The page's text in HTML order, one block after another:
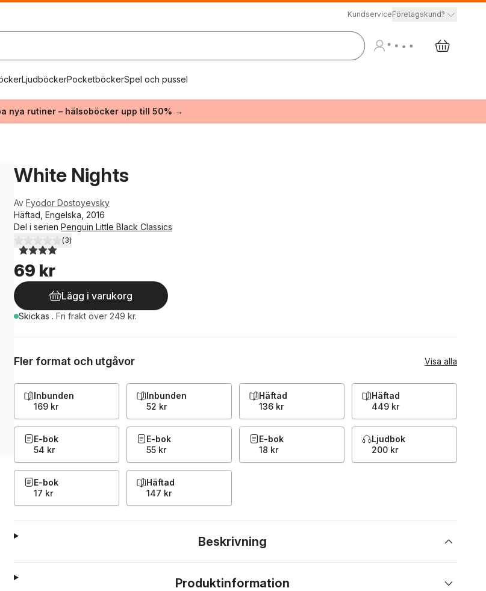
KundserviceFöretagskund?
LjudböckerPocketböckerSpel och pussel
nya rutiner – hälsoböcker upp till 50% →
White Nights
Av Fyodor Dostoyevsky
Häftad, Engelska, 2016
Del i serien Penguin Little Black Classics
4,0utav 5 stjärnor. Totalt antal röster:
(3)
69 kr
Lägg i varukorg
Skickas . Fri frakt över 249 kr.
Fler format och utgåvor Visa alla
Inbunden
169 kr
Inbunden
52 kr
Häftad
136 kr
Häftad
449 kr
E-bok
54 kr
E-bok
55 kr
E-bok
18 kr
Ljudbok
200 kr
E-bok
17 kr
Häftad
147 kr
Beskrivning
Produktinformation